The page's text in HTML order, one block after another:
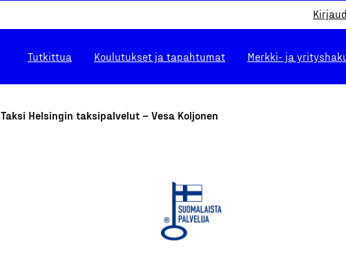
Tutkittua Koulutukset ja tapahtumat Merkki- ja
Taksi Helsingin taksipalvelut – Vesa Koljonen